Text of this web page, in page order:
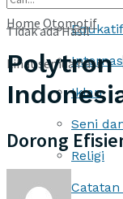
Iklan
Seni
Religi
Catatan
Tidak ada Hasil
Lihat semua hasil
Home Otomotif
Polytron
Dorong